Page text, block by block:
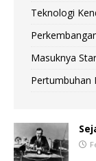
Teknologi
Masuknya
Pertumbuhan